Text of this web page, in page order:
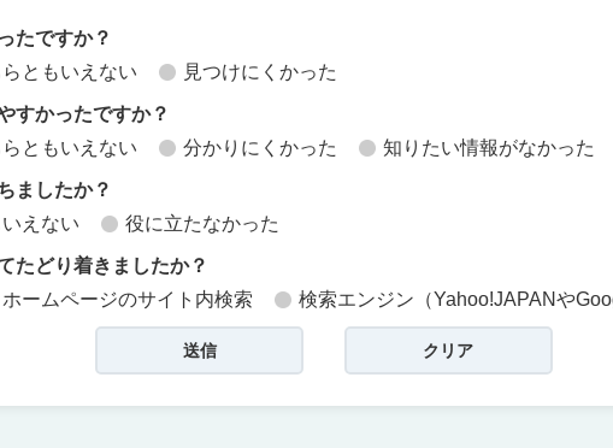
たですか？
らともいえない 見つけにくかった
すかったですか？
らともいえない 分かりにくかった 知りたい情報がなかった
ましたか？
えない 役に立たなかった
たどり着きましたか？
ホームページのサイト内検索 検索エンジン（Yahoo!JAPANや